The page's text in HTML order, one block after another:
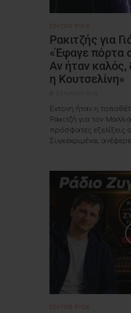
Ρακιτζής για
«Έφαγε πόρτα
Αν ήταν καλός,
η Κουτσελίνη»
Έντονη ήταν η
Ρακιτζή για τον
πρόσφατες εξελίξεις
Συγκεκριμένα,